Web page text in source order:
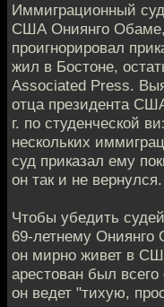
Иммиграционный
США Ониянго Обаме,
проигнорировал
жил в Бостоне,
Associated Press.
отца президента
г. по студенческой
нескольких
суд приказал ему
он так и не вернулся.
Чтобы убедить
69-летнему Ониянго
он мирно живет в
арестован был
он ведет "тихую,